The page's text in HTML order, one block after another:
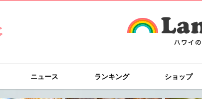
ニュース ランキング ショップ